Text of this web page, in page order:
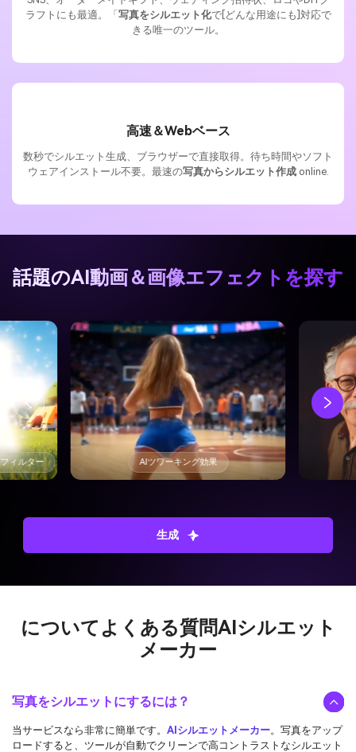
ラフトにも最適。「写真をシルエット化で[どんな用途にも]対応で
きる唯一のツール。
高速＆Webベース
数秒でシルエット生成、ブラウザーで直接取得。待ち時間やソフト
ウェアインストール不要。最速の写真からシルエット作成online.
話題のAI動画＆画像エフェクトを探す
ィルター AIツワーキング効果
生成
についてよくある質問AIシルエット
メーカー
写真をシルエットにするには？
当サービスなら非常に簡単です。 AIシルエットメーカー。写真をアップ
ロードすると、ツールが自動でクリーンで高コントラストなシルエット